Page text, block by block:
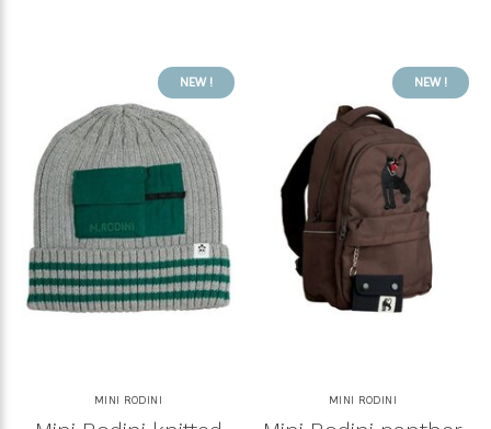
NEW !
MINI RODINI
NEW !
MINI RODINI